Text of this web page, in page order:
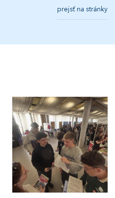
prejsť na stránky